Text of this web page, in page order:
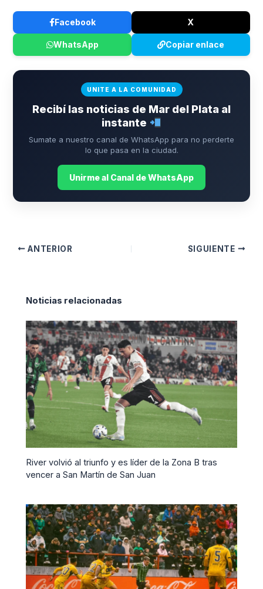
Facebook X
WhatsApp Copiar enlace
UNITE A LA COMUNIDAD
Recibí las noticias de Mar del Plata al
instante
Sumate a nuestro canal de WhatsApp para no perderte
lo que pasa en la ciudad.
Unirme al Canal de WhatsApp
ANTERIOR SIGUIENTE
Noticias relacionadas
River volvió al triunfo y es líder de la Zona B tras
vencer a San Martín de San Juan